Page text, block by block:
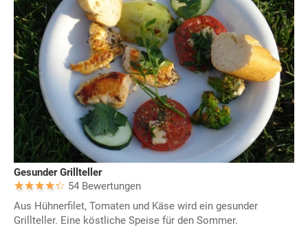
Gesunder Grillteller
54 Bewertungen
Aus Hühnerfilet, Tomaten und Käse wird ein gesunder
Grillteller. Eine köstliche Speise für den Sommer.